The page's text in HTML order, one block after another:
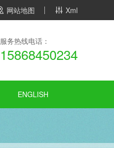
Xml
网站地图
服务热线电话：
15868450234
ENGLISH